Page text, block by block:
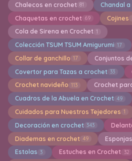
Chalecos en crochet 81 Chandal
Chaquetas en crochet 69 Cojines
Cola de Sirena en Crochet 1
Colección TSUM TSUM Amigurumi 17
Collar de ganchillo 17 Conjuntos
Covertor para Tazas a crochet 33
Crochet navideño 113 Crochet
Cuadros de la Abuela en Crochet 49
Cuidados para Nuestros Tejedores 1
Decoración en crochet 343
Diademas en crochet 49
Estolas 3 Estuches en Crochet 32